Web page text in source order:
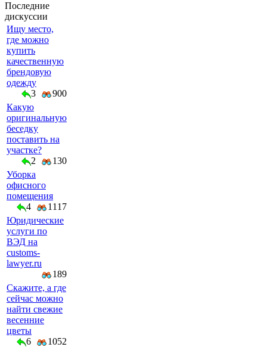
Последние
дискуссии
Ищу место,
где можно
купить
качественную
брендовую
одежду
3
900
Какую
оригинальную
беседку
поставить на
участке?
2
130
Уборка
офисного
помещения
4
1117
Юридические
услуги по
ВЭД на
customs-
lawyer.ru
189
Скажите, а где
сейчас можно
найти свежие
весенние
цветы
6
1052